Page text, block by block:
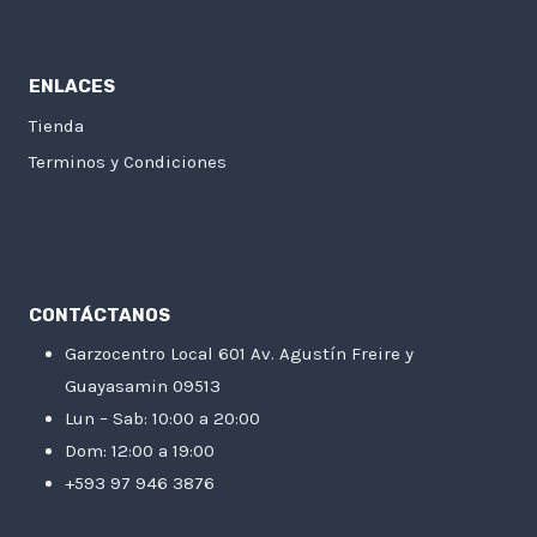
ENLACES
Tienda
Terminos y Condiciones
CONTÁCTANOS
Garzocentro Local 601 Av. Agustín Freire y
Guayasamin 09513
Lun – Sab: 10:00 a 20:00
Dom: 12:00 a 19:00
+593 97 946 3876